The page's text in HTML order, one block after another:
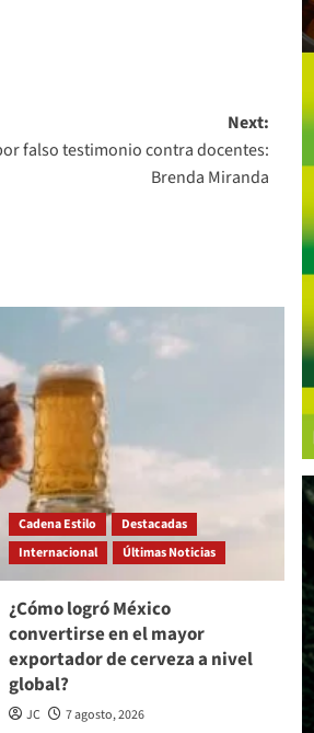
Next:
falso testimonio contra docentes:
Brenda Miranda
Cadena Estilo
Destacadas
Internacional
Últimas Noticias
¿Cómo logró México
convertirse en el mayor
exportador de cerveza a nivel
global?
JC 7 agosto, 2026